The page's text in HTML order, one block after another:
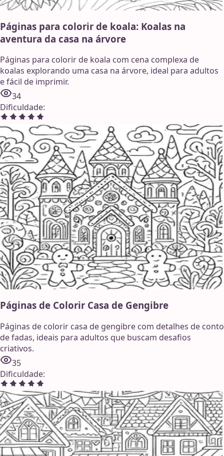
Páginas para colorir de koala: Koalas na
aventura da casa na árvore
Páginas para colorir de koala com cena complexa de
koalas explorando uma casa na árvore, ideal para adultos
e fácil de imprimir.
34
Dificuldade:
Páginas de Colorir Casa de Gengibre
Páginas de colorir casa de gengibre com detalhes de conto
de fadas, ideais para adultos que buscam desafios
criativos.
35
Dificuldade: